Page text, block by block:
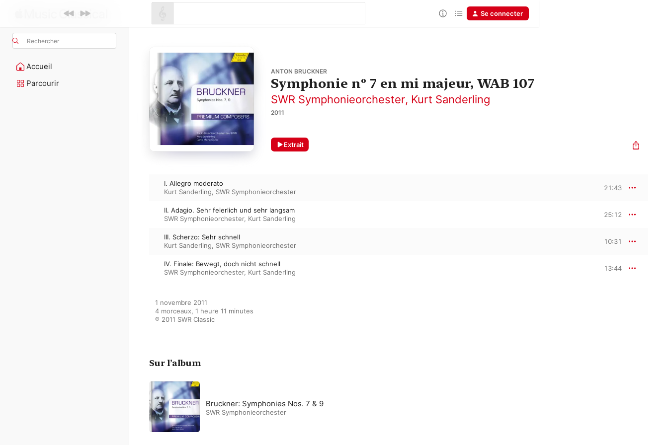
Rechercher
Accueil
Parcourir
Se connecter
ANTON BRUCKNER
Symphonie nº 7 en mi majeur, WAB 107
SWR Symphonieorchester, Kurt Sanderling
2011
Extrait
I. Allegro moderato
Kurt Sanderling, SWR Symphonieorchester
21:43
II. Adagio. Sehr feierlich und sehr langsam
SWR Symphonieorchester, Kurt Sanderling
25:12
III. Scherzo: Sehr schnell
Kurt Sanderling, SWR Symphonieorchester
10:31
IV. Finale: Bewegt, doch nicht schnell
SWR Symphonieorchester, Kurt Sanderling
13:44
1 novembre 2011
4 morceaux, 1 heure 11 minutes
℗ 2011 SWR Classic
Sur l’album
Bruckner: Symphonies Nos. 7 & 9
SWR Symphonieorchester